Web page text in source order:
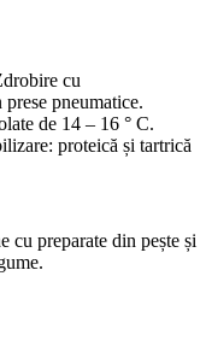
cu
pneumatice.
de 14 – 16 ° C.
proteică și tartrică
cu preparate din pește și